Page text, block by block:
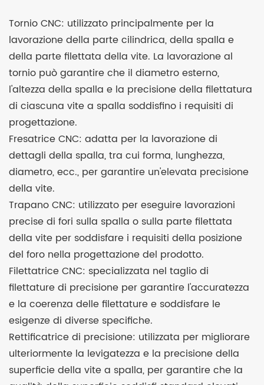
Tornio CNC: utilizzato principalmente per la
lavorazione della parte cilindrica, della spalla e
della parte filettata della vite. La lavorazione al
tornio può garantire che il diametro esterno,
l'altezza della spalla e la precisione della filettatura
di ciascuna vite a spalla soddisfino i requisiti di
progettazione.
Fresatrice CNC: adatta per la lavorazione di
dettagli della spalla, tra cui forma, lunghezza,
diametro, ecc., per garantire un'elevata precisione
della vite.
Trapano CNC: utilizzato per eseguire lavorazioni
precise di fori sulla spalla o sulla parte filettata
della vite per soddisfare i requisiti della posizione
del foro nella progettazione del prodotto.
Filettatrice CNC: specializzata nel taglio di
filettature di precisione per garantire l'accuratezza
e la coerenza delle filettature e soddisfare le
esigenze di diverse specifiche.
Rettificatrice di precisione: utilizzata per migliorare
ulteriormente la levigatezza e la precisione della
superficie della vite a spalla, per garantire che la